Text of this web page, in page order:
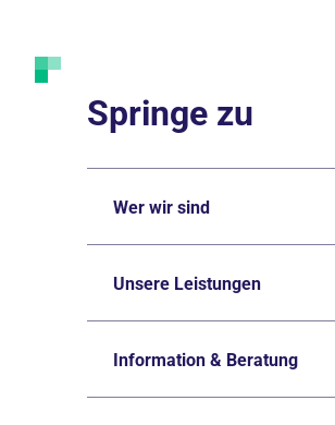
Springe zu
Wer wir sind
Unsere Leistungen
Information & Beratung